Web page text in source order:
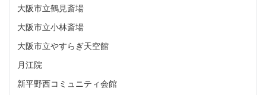
大阪市立鶴見斎場
大阪市立小林斎場
大阪市立やすらぎ天空館
月江院
新平野西コミュニティ会館